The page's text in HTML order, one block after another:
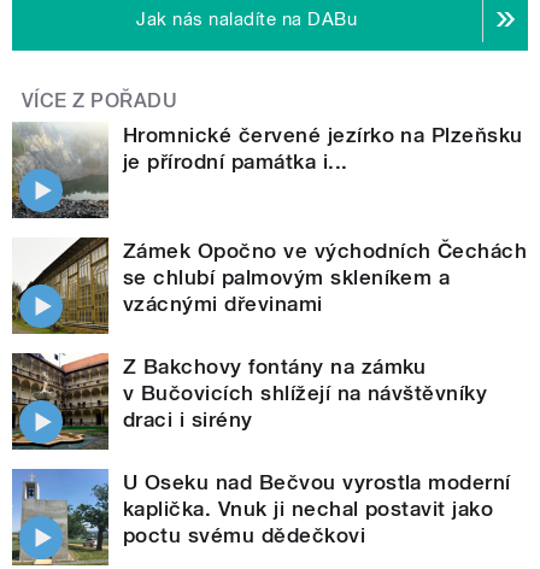
Jak nás naladíte na DABu
VÍCE Z POŘADU
Hromnické červené jezírko na Plzeňsku
je přírodní památka i...
Zámek Opočno ve východních Čechách
se chlubí palmovým skleníkem a
vzácnými dřevinami
Z Bakchovy fontány na zámku
v Bučovicích shlížejí na návštěvníky
draci i sirény
U Oseku nad Bečvou vyrostla moderní
kaplička. Vnuk ji nechal postavit jako
poctu svému dědečkovi